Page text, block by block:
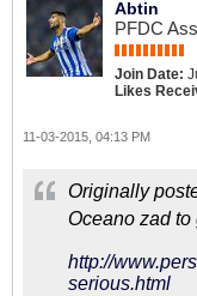
Abtin
PFDC
Join Date:
Likes
11-03-2015, 04:13 PM
Originally
Oceano zad
http://
serious.html